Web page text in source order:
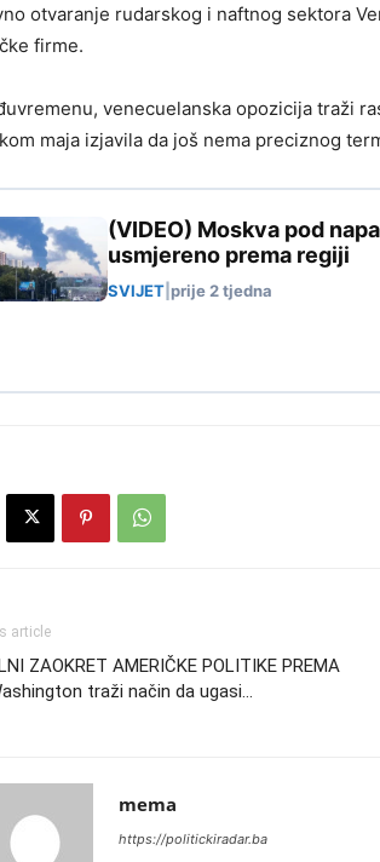
otvaranje rudarskog i naftnog sektora
firme.
venecuelanska opozicija traži
maja izjavila da još nema preciznog
(VIDEO) Moskva pod
usmjereno prema regiji
SVIJET prije 2 tjedna
article
ZAOKRET AMERIČKE POLITIKE PREMA
traži način da ugasi…
mema
https://politickiradar.ba